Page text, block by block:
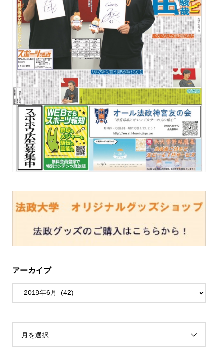
アーカイブ
月を選択